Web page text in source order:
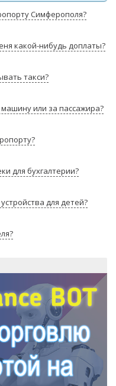
Симферополя?
какой-нибудь доплаты?
такси?
или за пассажира?
для бухгалтерии?
для детей?